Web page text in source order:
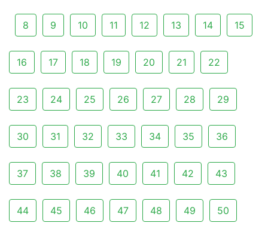
8 9 10 11 12 13 14 15
16 17 18 19 20 21 22
23 24 25 26 27 28 29
30 31 32 33 34 35 36
37 38 39 40 41 42 43
44 45 46 47 48 49 50